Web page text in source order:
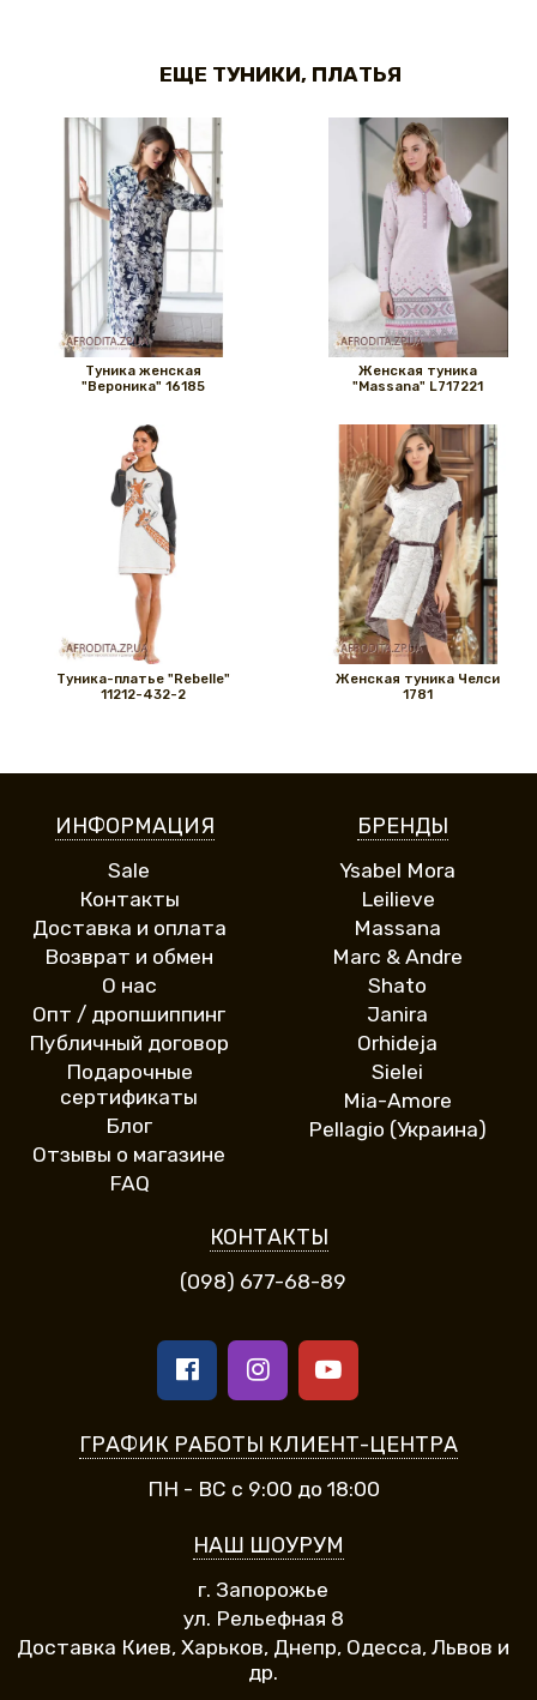
ЕЩЕ ТУНИКИ, ПЛАТЬЯ
Туника женская
"Вероника" 16185
Женская туника
"Massana" L717221
Туника-платье "Rebelle"
11212-432-2
Женская туника Челси
1781
ИНФОРМАЦИЯ
Sale
Контакты
Доставка и оплата
Возврат и обмен
О нас
Опт / дропшиппинг
Публичный договор
Подарочные
сертификаты
Блог
Отзывы о магазине
FAQ
БРЕНДЫ
Ysabel Mora
Leilieve
Massana
Marc & Andre
Shato
Janira
Orhideja
Sielei
Mia-Amore
Pellagio (Украина)
КОНТАКТЫ
(098) 677-68-89
ГРАФИК РАБОТЫ КЛИЕНТ-ЦЕНТРА
ПН - ВС с 9:00 до 18:00
НАШ ШОУРУМ
г. Запорожье
ул. Рельефная 8
Доставка Киев, Харьков, Днепр, Одесса, Львов и
др.